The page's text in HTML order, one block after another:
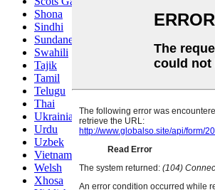
Shona
Sindhi
Sundanese
Swahili
Tajik
Tamil
Telugu
Thai
Ukrainian
Urdu
Uzbek
Vietnamese
Welsh
Xhosa